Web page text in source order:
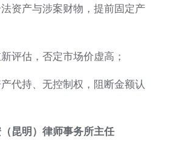
资产与涉案财物，提前固定产
评估，否定市场价虚高；
代持、无控制权，阻断金额认
昆明）律师事务所主任